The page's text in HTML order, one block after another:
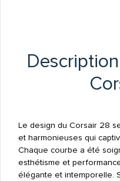
Le design du Corsair 28
et harmonieuses qui
Chaque courbe a été
esthétisme et
élégante et intemporelle.